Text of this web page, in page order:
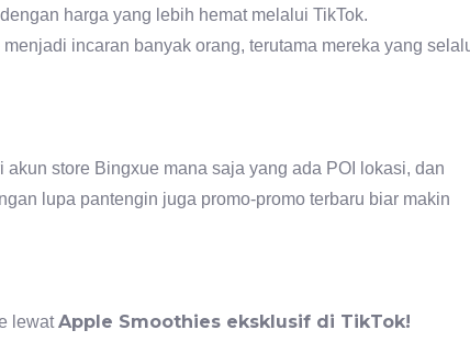
harga yang lebih hemat melalui TikTok.
incaran banyak orang, terutama mereka yang
store Bingxue mana saja yang ada POI lokasi, dan
lupa pantengin juga promo-promo terbaru biar makin
lewatApple Smoothies eksklusif di TikTok!